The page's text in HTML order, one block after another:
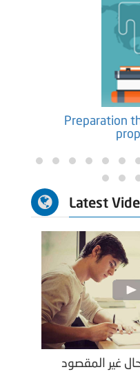
Preparation
Latest
غير المقصود